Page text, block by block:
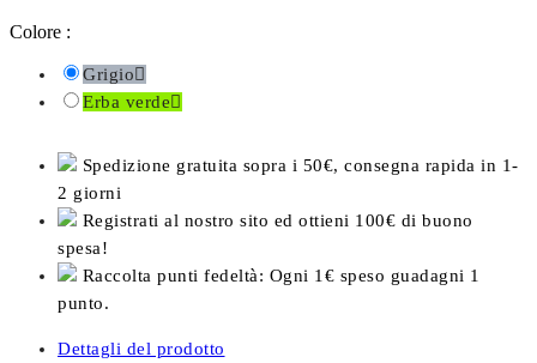
Colore :
Grigio
Erba verde
Spedizione gratuita sopra i 50€, consegna rapida in 1-
2 giorni
Registrati al nostro sito ed ottieni 100€ di buono
spesa!
Raccolta punti fedeltà: Ogni 1€ speso guadagni 1
punto.
Dettagli del prodotto